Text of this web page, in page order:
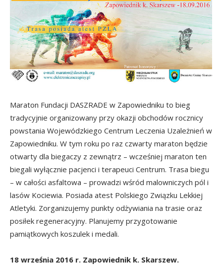
Maraton Fundacji DASZRADE w Zapowiedniku to bieg
tradycyjnie organizowany przy okazji obchodów rocznicy
powstania Wojewódzkiego Centrum Leczenia Uzależnień w
Zapowiedniku. W tym roku po raz czwarty maraton będzie
otwarty dla biegaczy z zewnątrz – wcześniej maraton ten
biegali wyłącznie pacjenci i terapeuci Centrum. Trasa biegu
– w całości asfaltowa – prowadzi wśród malowniczych pól i
lasów Kociewia. Posiada atest Polskiego Związku Lekkiej
Atletyki. Zorganizujemy punkty odżywiania na trasie oraz
posiłek regeneracyjny. Planujemy przygotowanie
pamiątkowych koszulek i medali.
18 września 2016 r. Zapowiednik k. Skarszew.